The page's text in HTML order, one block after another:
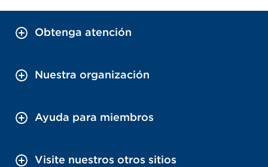
Obtenga atención
Nuestra organización
Ayuda para miembros
Visite nuestros otros sitios